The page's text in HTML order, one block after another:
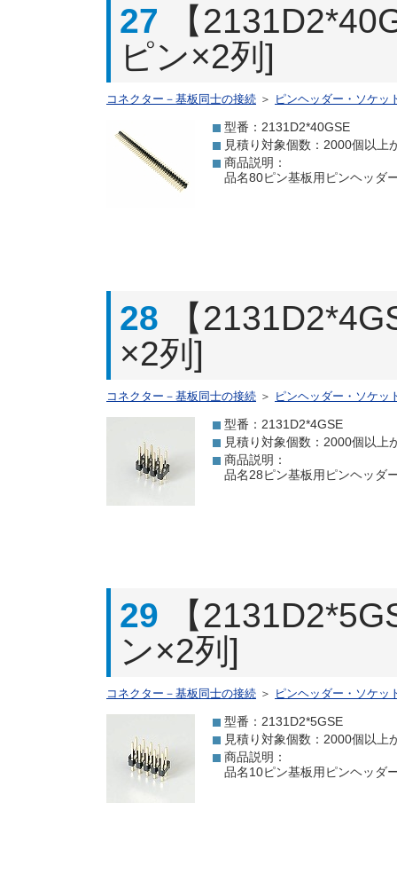
27
【
ピン×2列]
コネクター－基板同士の接続 ＞ ピンヘッダー・ソケッ
型番：2131D2*40GSE
見積り対象個数：2000個以上
商品説明：
品名80ピン基板用ピンヘッダ
28
【
×2列]
コネクター－基板同士の接続 ＞ ピンヘッダー・ソケッ
型番：2131D2*4GSE
見積り対象個数：2000個以上
商品説明：
品名28ピン基板用ピンヘッダ
29
【
ン×2列]
コネクター－基板同士の接続 ＞ ピンヘッダー・ソケッ
型番：2131D2*5GSE
見積り対象個数：2000個以上
商品説明：
品名10ピン基板用ピンヘッダ